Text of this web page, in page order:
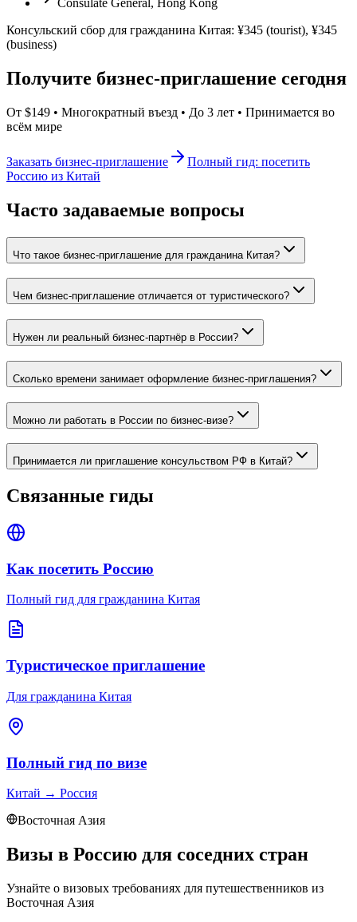
Consulate General, Hong Kong
Консульский сбор для гражданина Китая: ¥345 (tourist), ¥345
(business)
Получите бизнес-приглашение сегодня
От $149 • Многократный въезд • До 3 лет • Принимается во
всём мире
Заказать бизнес-приглашение
Полный гид: посетить
Россию из Китай
Часто задаваемые вопросы
Что такое бизнес-приглашение для гражданина Китая?
Чем бизнес-приглашение отличается от туристического?
Нужен ли реальный бизнес-партнёр в России?
Сколько времени занимает оформление бизнес-приглашения?
Можно ли работать в России по бизнес-визе?
Принимается ли приглашение консульством РФ в Китай?
Связанные гиды
Как посетить Россию
Полный гид для гражданина Китая
Туристическое приглашение
Для гражданина Китая
Полный гид по визе
Китай → Россия
Восточная Азия
Визы в Россию для соседних стран
Узнайте о визовых требованиях для путешественников из
Восточная Азия